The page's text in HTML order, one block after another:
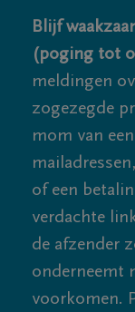
Blijf
(poging tot
meldingen
zogezegde
mom van
of een
verdachte
de afzender
onderneemt
voorkomen.